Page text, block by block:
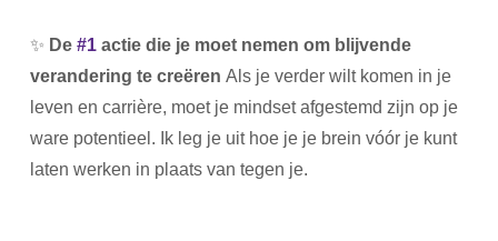
✨ De #1actie die je moet nemen om blijvende
verandering te creëren Als je verder wilt komen in je
leven en carrière, moet je mindset afgestemd zijn op je
ware potentieel. Ik leg je uit hoe je je brein vóór je kunt
laten werken in plaats van tegen je.